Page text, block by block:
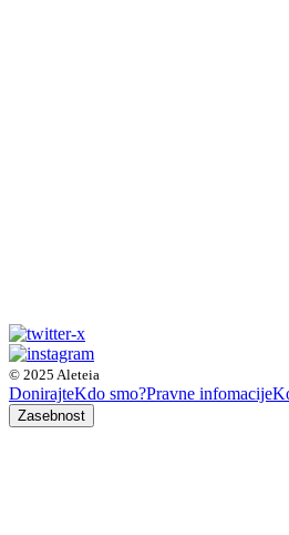
© 2025 Aleteia
DonirajteKdo smo?Pravne infomacije
Zasebnost